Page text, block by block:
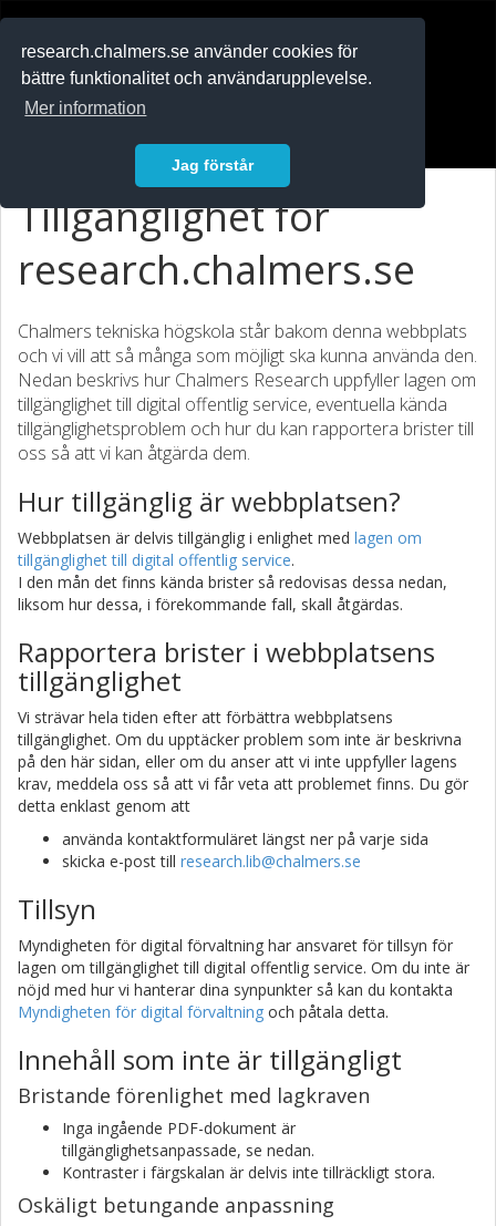
research.chalmers.se använder cookies för
bättre funktionalitet och användarupplevelse.
Mer information
Jag förstår
Tillgänglighet för
research.chalmers.se
Chalmers tekniska högskola står bakom denna webbplats
och vi vill att så många som möjligt ska kunna använda den.
Nedan beskrivs hur Chalmers Research uppfyller lagen om
tillgänglighet till digital offentlig service, eventuella kända
tillgänglighetsproblem och hur du kan rapportera brister till
oss så att vi kan åtgärda dem.
Hur tillgänglig är webbplatsen?
Webbplatsen är delvis tillgänglig i enlighet med lagen om
tillgänglighet till digital offentlig service.
I den mån det finns kända brister så redovisas dessa nedan,
liksom hur dessa, i förekommande fall, skall åtgärdas.
Rapportera brister i webbplatsens
tillgänglighet
Vi strävar hela tiden efter att förbättra webbplatsens
tillgänglighet. Om du upptäcker problem som inte är beskrivna
på den här sidan, eller om du anser att vi inte uppfyller lagens
krav, meddela oss så att vi får veta att problemet finns. Du gör
detta enklast genom att
använda kontaktformuläret längst ner på varje sida
skicka e-post till research.lib@chalmers.se
Tillsyn
Myndigheten för digital förvaltning har ansvaret för tillsyn för
lagen om tillgänglighet till digital offentlig service. Om du inte är
nöjd med hur vi hanterar dina synpunkter så kan du kontakta
Myndigheten för digital förvaltning och påtala detta.
Innehåll som inte är tillgängligt
Bristande förenlighet med lagkraven
Inga ingående PDF-dokument är
tillgänglighetsanpassade, se nedan.
Kontraster i färgskalan är delvis inte tillräckligt stora.
Oskäligt betungande anpassning